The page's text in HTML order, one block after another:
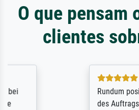
O que pensam
clientes
Rundum positive Erfahrung.
des Auftrags hat eine Weile